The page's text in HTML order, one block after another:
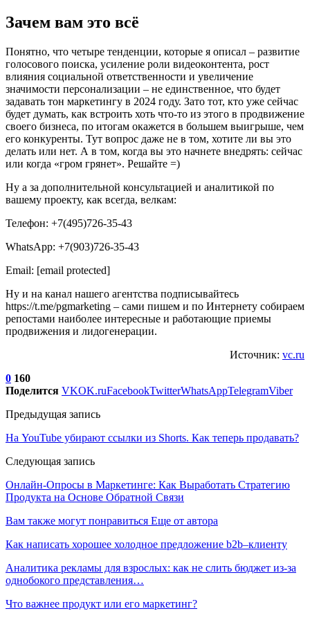
Зачем вам это всё
Понятно, что четыре тенденции, которые я описал – развитие
голосового поиска, усиление роли видеоконтента, рост
влияния социальной ответственности и увеличение
значимости персонализации – не единственное, что будет
задавать тон маркетингу в 2024 году. Зато тот, кто уже сейчас
будет думать, как встроить хоть что-то из этого в продвижение
своего бизнеса, по итогам окажется в большем выигрыше, чем
его конкуренты. Тут вопрос даже не в том, хотите ли вы это
делать или нет. А в том, когда вы это начнете внедрять: сейчас
или когда «гром грянет». Решайте =)
Ну а за дополнительной консультацией и аналитикой по
вашему проекту, как всегда, велкам:
Телефон: +7(495)726-35-43
WhatsApp: +7(903)726-35-43
Email: [email protected]
Ну и на канал нашего агентства подписывайтесь
https://t.me/pgmarketing – сами пишем и по Интернету собираем
репостами наиболее интересные и работающие приемы
продвижения и лидогенерации.
Источник: vc.ru
0 160
Поделится VKOK.ruFacebookTwitterWhatsAppTelegramViber
Предыдущая запись
На YouTube убирают ссылки из Shorts. Как теперь продавать?
Следующая запись
Онлайн-Опросы в Маркетинге: Как Выработать Стратегию
Продукта на Основе Обратной Связи
Вам также могут понравиться Еще от автора
Как написать хорошее холодное предложение b2b–клиенту
Аналитика рекламы для взрослых: как не слить бюджет из-за
однобокого представления…
Что важнее продукт или его маркетинг?